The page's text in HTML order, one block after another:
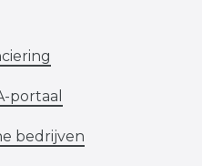
portaal
bedrijven